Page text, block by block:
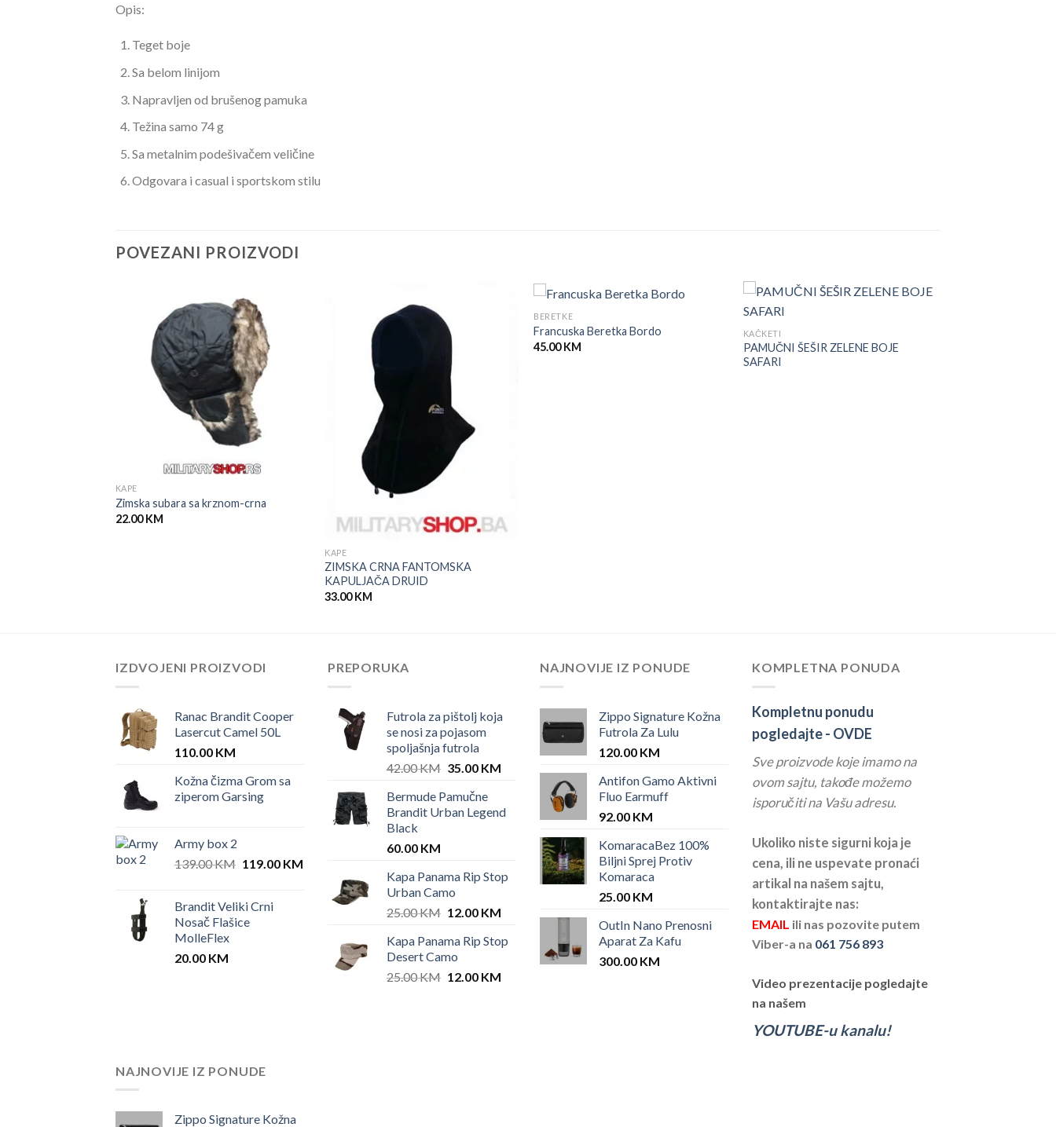
Opis:
Teget boje
Sa belom linijom
Napravljen od brušenog pamuka
Težina samo 74 g
Sa metalnim podešivačem veličine
Odgovara i casual i sportskom stilu
POVEZANI PROIZVODI
KAPE
Zimska subara sa krznom-crna
22.00KM
KAPE
ZIMSKA CRNA FANTOMSKA
KAPULJAČA DRUID
33.00KM
BERETKE
Francuska Beretka Bordo
45.00KM
KAČKETI
PAMUČNI ŠEŠIR ZELENE BOJE
SAFARI
IZDVOJENI PROIZVODI
Ranac Brandit Cooper
Lasercut Camel 50L
110.00 KM
Kožna čizma Grom sa
ziperom Garsing
Army box 2
139.00KM Original
139.00 KM.
119.00 KMCurrent
Brandit Veliki Crni
Nosač Flašice
MolleFlex
20.00 KM
PREPORUKA
Futrola za pištolj koja
se nosi za pojasom
spoljašnja futrola
42.00KM Original
was:
42.00 KM.
35.00 KMCurrent
35.00 KM.
Bermude Pamučne
Brandit Urban Legend
Black
60.00 KM
Kapa Panama Rip Stop
Urban Camo
25.00KM Original
was:
25.00 KM.
12.00 KMCurrent
is:
12.00 KM.
Kapa Panama Rip Stop
Desert Camo
25.00KM Original
12.00 KMCurrent
NAJNOVIJE IZ PONUDE
Zippo Signature Kožna
Futrola Za Lulu
120.00 KM
Antifon Gamo Aktivni
Fluo Earmuff
92.00 KM
KomaracaBez 100%
Biljni Sprej Protiv
Komaraca
25.00 KM
OutIn Nano Prenosni
Aparat Za Kafu
300.00 KM
KOMPLETNA PONUDA
Kompletnu ponudu
pogledajte - OVDE
Sve proizvode koje imamo na
ovom sajtu, takođe možemo
isporučiti na Vašu adresu.
Ukoliko niste sigurni koja je
cena, ili ne uspevate pronaći
artikal na našem sajtu,
kontaktirajte nas:
EMAIL ili nas pozovite putem
Viber-a na 061 756 893
Video prezentacije pogledajte
na našem
YOUTUBE-u kanalu!
NAJNOVIJE IZ PONUDE
Zippo Signature Kožna